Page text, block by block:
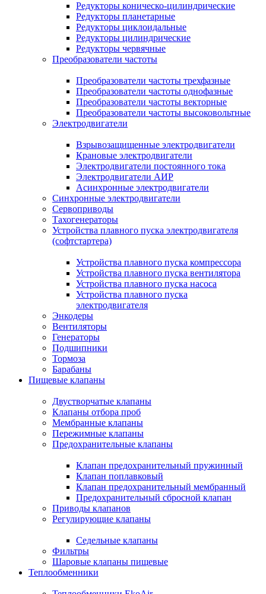
Редукторы коническо-цилиндрические
Редукторы планетарные
Редукторы циклоидальные
Редукторы цилиндрические
Редукторы червячные
Преобразователи частоты
Преобразователи частоты трехфазные
Преобразователи частоты однофазные
Преобразователи частоты векторные
Преобразователи частоты высоковольтные
Электродвигатели
Взрывозащищенные электродвигатели
Крановые электродвигатели
Электродвигатели постоянного тока
Электродвигатели АИР
Асинхронные электродвигатели
Синхронные электродвигатели
Сервоприводы
Тахогенераторы
Устройства плавного пуска электродвигателя
(софтстартера)
Устройства плавного пуска компрессора
Устройства плавного пуска вентилятора
Устройства плавного пуска насоса
Устройства плавного пуска
электродвигателя
Энкодеры
Вентиляторы
Генераторы
Подшипники
Тормоза
Барабаны
Пищевые клапаны
Двустворчатые клапаны
Клапаны отбора проб
Мембранные клапаны
Пережимные клапаны
Предохранительные клапаны
Клапан предохранительный пружинный
Клапан поплавковый
Клапан предохранительный мембранный
Предохранительный сбросной клапан
Приводы клапанов
Регулирующие клапаны
Седельные клапаны
Фильтры
Шаровые клапаны пищевые
Теплообменники